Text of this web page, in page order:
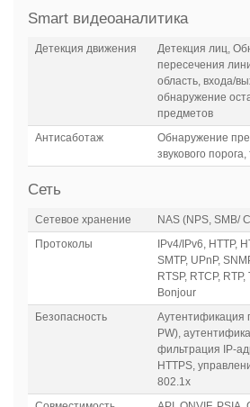
Smart видеоаналитика
Детекция движения
Детекция лиц,
пересечения
область, входа/
обнаружение
предметов
Антисаботаж
Обнаружение
звукового
Сеть
Сетевое хранение
NAS (NPS, SMB/
Протоколы
IPv4/IPv6, HTTP,
SMTP, UPnP,
RTSP, RTCP,
Bonjour
Безопасность
Аутентификация
PW),
фильтрация IP-
HTTPS,
802.1x